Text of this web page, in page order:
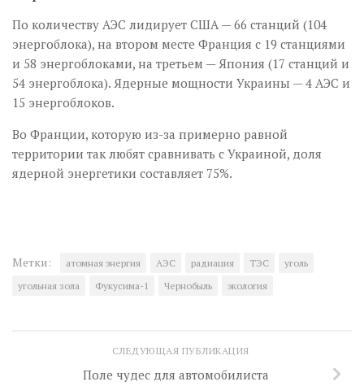
По количеству АЭС лидирует США — 66 станций (104
энергоблока), на втором месте Франция с 19 станциями
и 58 энергоблоками, на третьем — Япония (17 станций и
54 энергоблока). Ядерные мощности Украины — 4 АЭС и
15 энергоблоков.
Во Франции, которую из-за примерно равной
территории так любят сравнивать с Украиной, доля
ядерной энергетики составляет 75%.
Метки: атомная энергия АЭС радиация ТЭС
уголь
угольная зола
Фукусима-1 Чернобыль экология
СЛЕДУЮЩАЯ ПУБЛИКАЦИЯ
Поле чудес для автомобилиста